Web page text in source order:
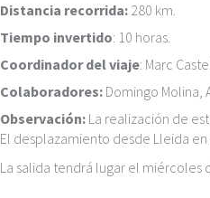
Distancia recorrida: 280 km.
Tiempo invertido: 10 horas.
Coordinador del viaje: Marc
Colaboradores: Domingo Molina,
Observación: La realización de
El desplazamiento desde Lleida
La salida tendrá lugar el miércoles